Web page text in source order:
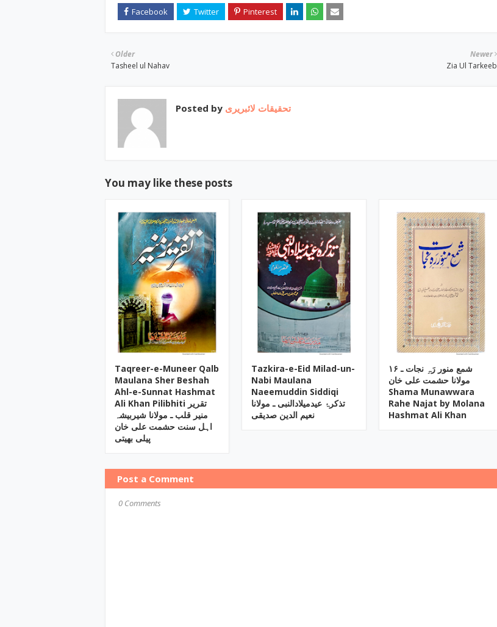
Newer
Zia Ul Tarkeeb
Older
Tasheel ul Nahav
Posted by تحقیقات لائبریری
You may like these posts
Taqreer-e-Muneer Qalb
Maulana Sher Beshah
Ahl-e-Sunnat Hashmat
Ali Khan Pilibhiti تقریر
منیر قلب ـ مولانا شیربیشہ
اہل سنت حشمت علی خان
پیلی بھیتی
Tazkira-e-Eid Milad-un-
Nabi Maulana
Naeemuddin Siddiqi
تذکرۂ عیدمیلادالنبی ـ مولانا
نعیم الدین صدیقی
۱۶ شمع منور رَہِ نجات ـ
مولانا حشمت علی خان
Shama Munawwara
Rahe Najat by Molana
Hashmat Ali Khan
Post a Comment
0 Comments